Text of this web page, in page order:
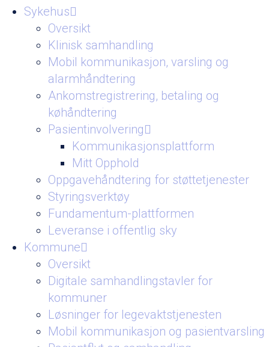
Sykehus
Oversikt
Klinisk samhandling
Mobil kommunikasjon, varsling og
alarmhåndtering
Ankomstregistrering, betaling og
køhåndtering
Pasientinvolvering
Kommunikasjonsplattform
Mitt Opphold
Oppgavehåndtering for støttetjenester
Styringsverktøy
Fundamentum-plattformen
Leveranse i offentlig sky
Kommune
Oversikt
Digitale samhandlingstavler for
kommuner
Løsninger for legevaktstjenesten
Mobil kommunikasjon og pasientvarsling